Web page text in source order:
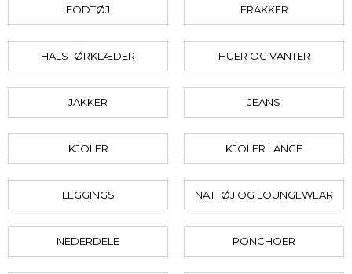
FODTØJ FRAKKER
HALSTØRKLÆDER HUER OG VANTER
JAKKER JEANS
KJOLER KJOLER LANGE
LEGGINGS NATTØJ OG LOUNGEWEAR
NEDERDELE PONCHOER